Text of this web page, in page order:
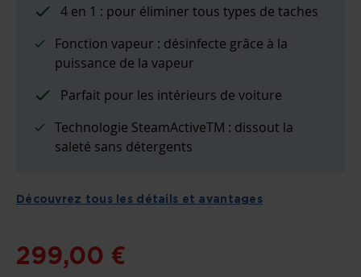
4 en 1 : pour éliminer tous types de taches
Fonction vapeur : désinfecte grâce à la
puissance de la vapeur
Parfait pour les intérieurs de voiture
Technologie SteamActiveTM : dissout la
saleté sans détergents
Découvrez tous les détails et avantages
299,00 €